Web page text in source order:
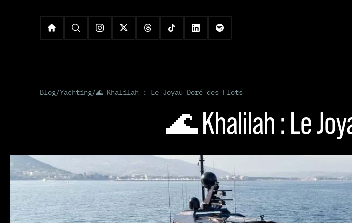
Blog/Yachting/🌊 Khalilah : Le Joyau Doré des Flots
🌊 Khalilah : Le